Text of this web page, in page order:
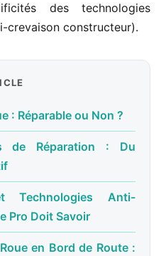
des technologies
crevaison constructeur).
: Réparable ou Non ?
de Réparation : Du
Technologies Anti-
Pro Doit Savoir
en Bord de Route :